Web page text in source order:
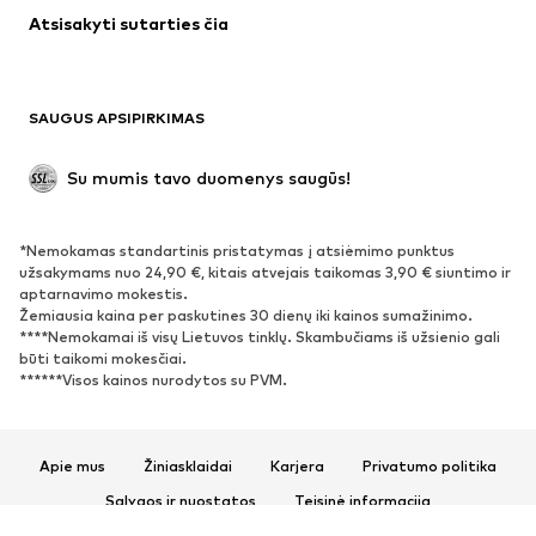
Paltai
Proginiai
Išskirtiniai
BATAI
Naujienos
Sportbačiai
Aulinukai
Batai su kulniukais
Auliniai batai
Įsispiriami bateliai
Šlepetės
Atsisakyti sutarties čia
SAUGUS APSIPIRKIMAS
Su mumis tavo duomenys saugūs!
*Nemokamas standartinis pristatymas į atsiėmimo punktus
užsakymams nuo 24,90 €, kitais atvejais taikomas 3,90 € siuntimo ir
aptarnavimo mokestis.
Žemiausia kaina per paskutines 30 dienų iki kainos sumažinimo.
****Nemokamai iš visų Lietuvos tinklų. Skambučiams iš užsienio gali
būti taikomi mokesčiai.
******Visos kainos nurodytos su PVM.
Apie mus Žiniasklaidai Karjera
Privatumo politika
Sąlygos ir nuostatos
Teisinė informacija